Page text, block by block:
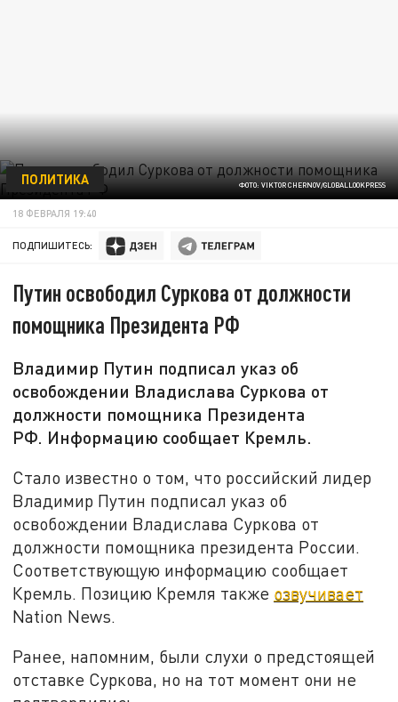
ФОТО: VIKTOR CHERNOV/GLOBALLOOKPRESS
ПОЛИТИКА
18 ФЕВРАЛЯ 19:40
ПОДПИШИТЕСЬ:
Путин освободил Суркова от должности
помощника Президента РФ
Владимир Путин подписал указ об
освобождении Владислава Суркова от
должности помощника Президента
РФ. Информацию сообщает Кремль.
Стало известно о том, что российский лидер
Владимир Путин подписал указ об
освобождении Владислава Суркова от
должности помощника президента России.
Соответствующую информацию сообщает
Кремль. Позицию Кремля также озвучивает
Nation News.
Ранее, напомним, были слухи о предстоящей
отставке Суркова, но на тот момент они не